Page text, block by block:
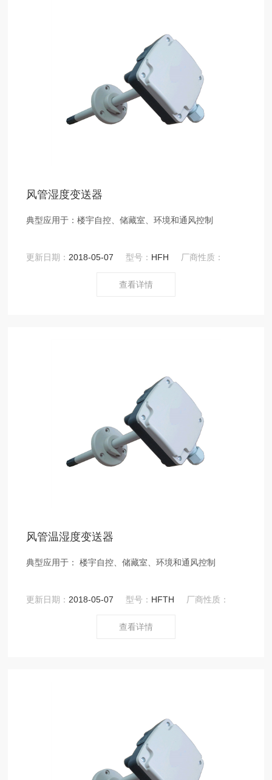
风管湿度变送器
典型应用于：楼宇自控、储藏室、环境和通风控制
更新日期： 2018-05-07 型号： HFH 厂商性质：
查看详情
风管温湿度变送器
典型应用于： 楼宇自控、储藏室、环境和通风控制
更新日期： 2018-05-07 型号： HFTH 厂商性质：
查看详情